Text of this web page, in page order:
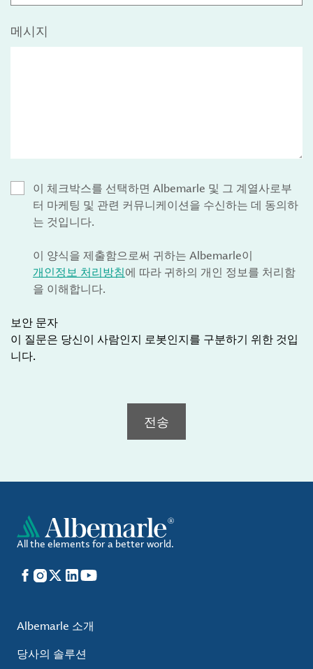
메시지
이 체크박스를 선택하면 Albemarle 및 그 계열사로부
터 마케팅 및 관련 커뮤니케이션을 수신하는 데 동의하
는 것입니다.
이 양식을 제출함으로써 귀하는 Albemarle이
개인정보 처리방침에 따라 귀하의 개인 정보를 처리함
을 이해합니다.
보안 문자
이 질문은 당신이 사람인지 로봇인지를 구분하기 위한 것입
니다.
전송
All the elements for a better world.
Facebook
Instagram
X LinkedIn
YouTube
Albemarle 소개
당사의 솔루션